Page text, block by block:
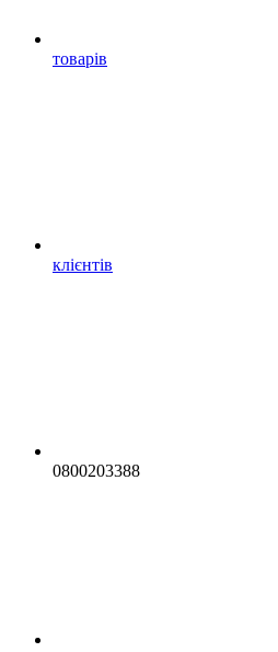
товарів
клієнтів
0800203388